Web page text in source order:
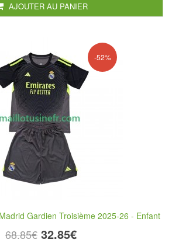
AJOUTER AU PANIER
-52%
Gardien Troisième 2025-26 - Enfant
68.85€ 32.85€